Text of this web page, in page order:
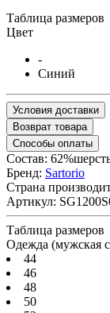
Таблица размеров
Цвет
-
Синий
Условия доставки
Возврат товара
Способы оплаты
Состав:
Бренд: Sartorio
Страна
Артикул:
Таблица размеров
Одежда (мужская
44
46
48
50